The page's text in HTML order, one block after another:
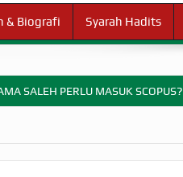
& Biografi Syarah Hadits
SALEH PERLU MASUK SCOPUS?